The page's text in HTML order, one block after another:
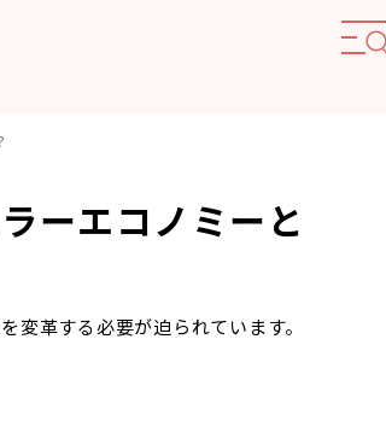
ーエコノミーと
革する必要が迫られています。